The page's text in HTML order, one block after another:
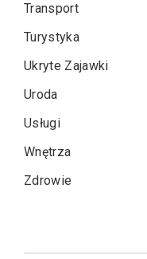
Transport
Turystyka
Ukryte Zajawki
Uroda
Usługi
Wnętrza
Zdrowie